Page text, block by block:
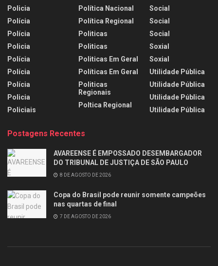
Policia
Polícia
Polícia
Policia
Polícia
Polícia
Polícia
Policia
Policiais
Política Nacional
Política Regional
Politicas
Politicas
Politicas Em Geral
Políticas Em Geral
Politicas
Regionais
Poltica Regional
Social
Social
Social
Soxial
Soxial
Utilidade Pública
Utilidade Pública
Utilidade Pública
Utilidade Pública
Postagens Recentes
AVAREENSE É EMPOSSADO DESEMBARGADOR
DO TRIBUNAL DE JUSTIÇA DE SÃO PAULO
8 DE AGOSTO DE 2026
Copa do Brasil pode reunir somente campeões
nas quartas de final
7 DE AGOSTO DE 2026